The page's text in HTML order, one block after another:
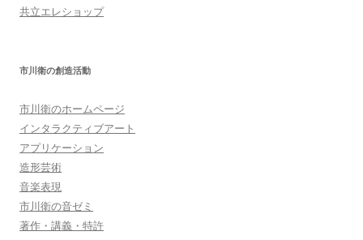
共立エレショップ
市川衛の創造活動
市川衛のホームページ
インタラクティブアート
アプリケーション
造形芸術
音楽表現
市川衛の音ゼミ
著作・講義・特許